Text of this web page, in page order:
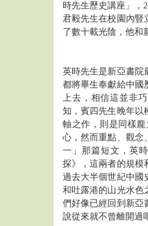
時先生歷史講座」，
君毅先生在校園內豎
了數十載光陰，他和
英時先生是新亞書院
都將畢生奉獻給中國
上去，相信這並非
知，賓四先生晚年以
軸之作，則是同樣
心，然而重點、觀念
一」那篇短文，英
探》，這兩者的規模
過去大半個世紀中國
和吐露港的山光水色
們好像已經回到新亞
說從來就不曾離開過